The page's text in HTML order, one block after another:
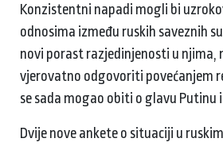
Konzistentni napadi mogli bi
odnosima između ruskih saveznih
novi porast razjedinjenosti u njima,
vjerovatno odgovoriti povećanjem
se sada mogao obiti o glavu Putinu
Dvije nove ankete o situaciji u